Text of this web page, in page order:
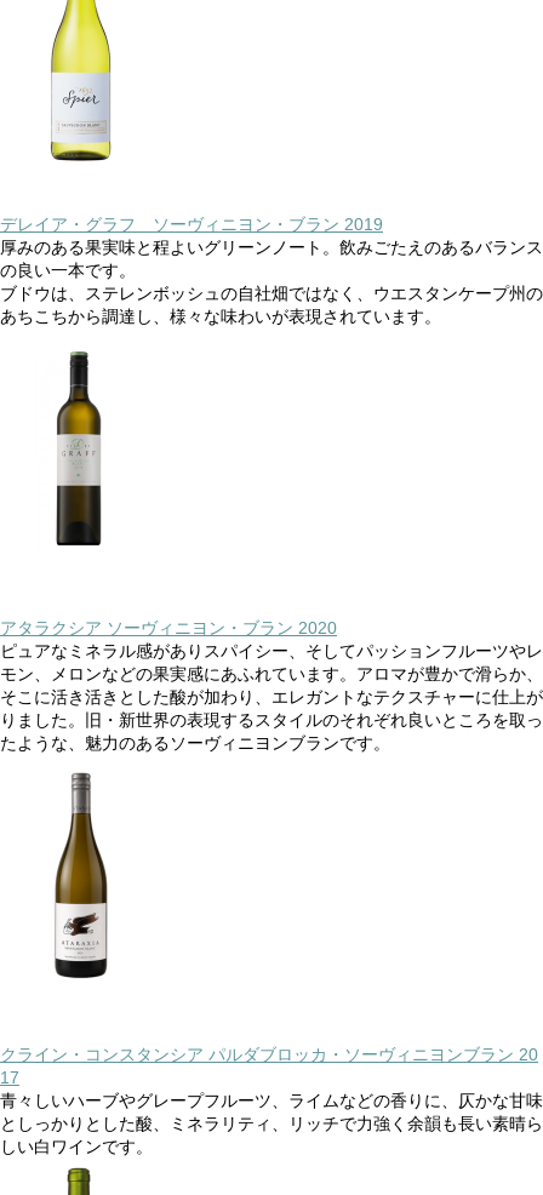
デレイア・グラフ ソーヴィニヨン・ブラン 2019
厚みのある果実味と程よいグリーンノート。飲みごたえのあるバランス
の良い一本です。
ブドウは、ステレンボッシュの自社畑ではなく、ウエスタンケープ州の
あちこちから調達し、様々な味わいが表現されています。
アタラクシア ソーヴィニヨン・ブラン 2020
ピュアなミネラル感がありスパイシー、そしてパッションフルーツやレ
モン、メロンなどの果実感にあふれています。アロマが豊かで滑らか、
そこに活き活きとした酸が加わり、エレガントなテクスチャーに仕上が
りました。旧・新世界の表現するスタイルのそれぞれ良いところを取っ
たような、魅力のあるソーヴィニヨンブランです。
クライン・コンスタンシア パルダブロッカ・ソーヴィニヨンブラン 20
17
青々しいハーブやグレープフルーツ、ライムなどの香りに、仄かな甘味
としっかりとした酸、ミネラリティ、リッチで力強く余韻も長い素晴ら
しい白ワインです。